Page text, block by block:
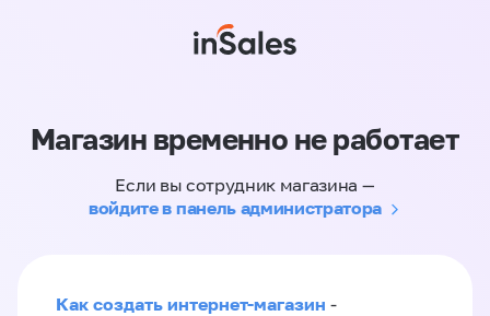
Магазин временно не работает
Если вы сотрудник магазина —
войдите в панель администратора
Как создать интернет-магазин -